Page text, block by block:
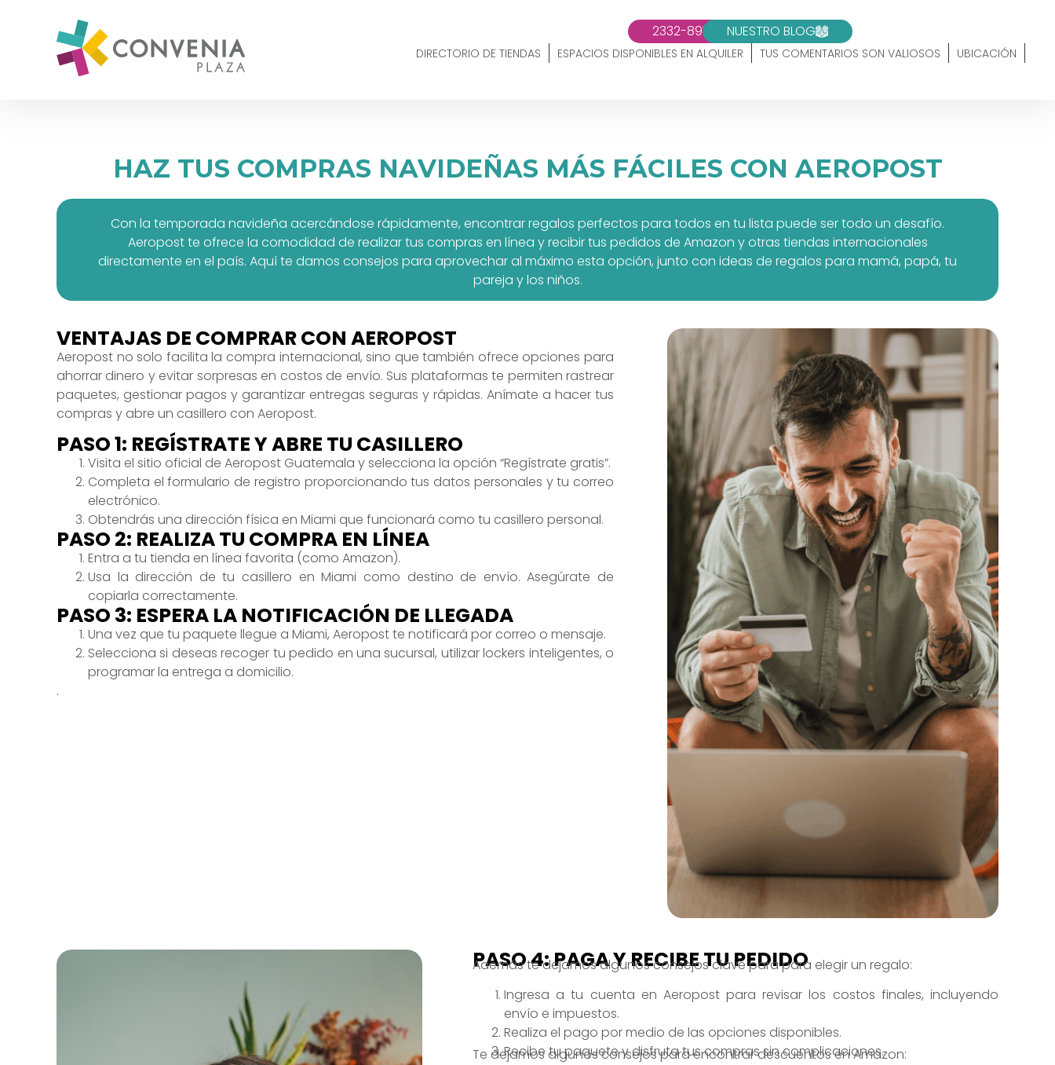
2332-8910 NUESTRO BLOG
DIRECTORIO DE TIENDAS ESPACIOS DISPONIBLES EN ALQUILER TUS COMENTARIOS SON VALIOSOS UBICACIÓN
HAZ TUS COMPRAS NAVIDEÑAS MÁS FÁCILES CON AEROPOST
Con la temporada navideña acercándose rápidamente, encontrar regalos perfectos para todos en tu lista puede ser todo un desafío.
Aeropost te ofrece la comodidad de realizar tus compras en línea y recibir tus pedidos de Amazon y otras tiendas internacionales
directamente en el país. Aquí te damos consejos para aprovechar al máximo esta opción, junto con ideas de regalos para mamá, papá, tu
pareja y los niños.
VENTAJAS DE COMPRAR CON AEROPOST
Aeropost no solo facilita la compra internacional, sino que también ofrece opciones para
ahorrar dinero y evitar sorpresas en costos de envío. Sus plataformas te permiten rastrear
paquetes, gestionar pagos y garantizar entregas seguras y rápidas. Anímate a hacer tus
compras y abre un casillero con Aeropost.
PASO 1: REGÍSTRATE Y ABRE TU CASILLERO
Visita el sitio oficial de Aeropost Guatemala y selecciona la opción “Regístrate gratis”.
Completa el formulario de registro proporcionando tus datos personales y tu correo
electrónico.
Obtendrás una dirección física en Miami que funcionará como tu casillero personal.
PASO 2: REALIZA TU COMPRA EN LÍNEA
Entra a tu tienda en línea favorita (como Amazon).
Usa la dirección de tu casillero en Miami como destino de envío. Asegúrate de
copiarla correctamente.
PASO 3: ESPERA LA NOTIFICACIÓN DE LLEGADA
Una vez que tu paquete llegue a Miami, Aeropost te notificará por correo o mensaje.
Selecciona si deseas recoger tu pedido en una sucursal, utilizar lockers inteligentes, o
programar la entrega a domicilio.
.
PASO 4: PAGA Y RECIBE TU PEDIDO
Además te dejamos algunos consejos clave para para elegir un regalo:
Ingresa a tu cuenta en Aeropost para revisar los costos finales, incluyendo
envío e impuestos.
Realiza el pago por medio de las opciones disponibles.
Recibe tu paquete y disfruta tus compras sin complicaciones.
Te dejamos algunos consejos para encontrar descuentos en Amazon: